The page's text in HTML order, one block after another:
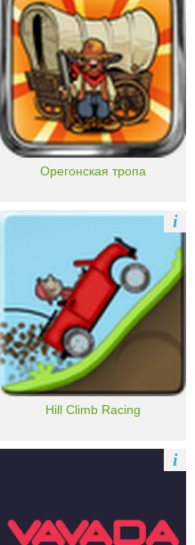
Орегонская тропа
Hill Climb Racing
i
i